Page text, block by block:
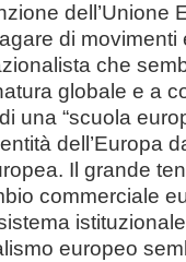
dell’Unione
di movimenti
che
globale e a
una “scuola
dell’Europa
Il grande
commerciale
europeo